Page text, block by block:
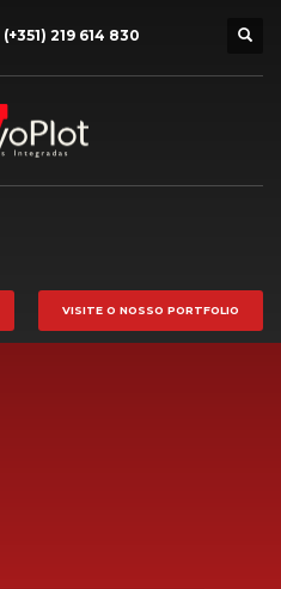
(+351) 219 614 830
VISITE O NOSSO PORTFOLIO